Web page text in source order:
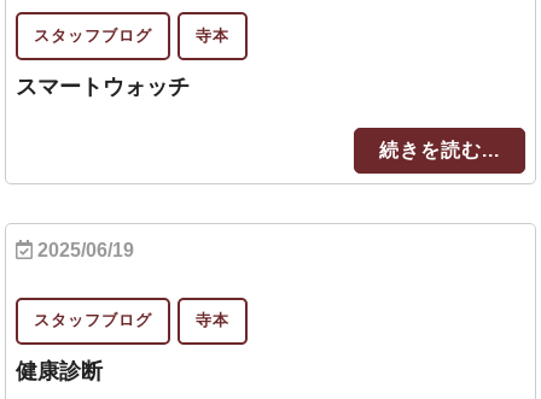
スタッフブログ 寺本
スマートウォッチ
続きを読む...
2025/06/19
スタッフブログ 寺本
健康診断